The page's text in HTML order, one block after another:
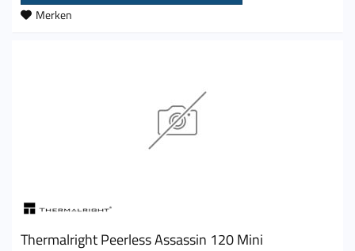
Merken
Thermalright Peerless Assassin 120 Mini